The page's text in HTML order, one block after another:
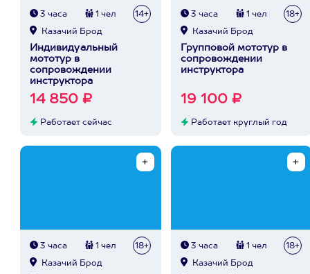
3 часа 1 чел 14+
Казачий Брод
Индивидуальный
мототур в
сопровождении
инструктора
14 850 ₽
Работает сейчас
3 часа 1 чел 18+
Казачий Брод
Групповой мототур в
сопровождении
инструктора
19 100 ₽
Работает круглый год
3 часа 1 чел 18+
Казачий Брод
3 часа 1 чел 18+
Казачий Брод